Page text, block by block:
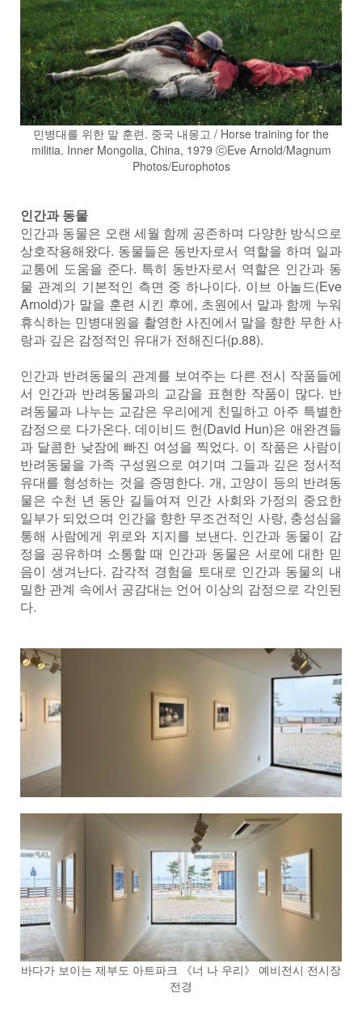
민병대를 위한 말 훈련. 중국 내몽고 / Horse training for the
militia. Inner Mongolia, China, 1979 ⓒEve Arnold/Magnum
Photos/Europhotos
인간과 동물
인간과 동물은 오랜 세월 함께 공존하며 다양한 방식으로
상호작용해왔다. 동물들은 동반자로서 역할을 하며 일과
교통에 도움을 준다. 특히 동반자로서 역할은 인간과 동
물 관계의 기본적인 측면 중 하나이다. 이브 아놀드(Eve
Arnold)가 말을 훈련 시킨 후에, 초원에서 말과 함께 누워
휴식하는 민병대원을 촬영한 사진에서 말을 향한 무한 사
랑과 깊은 감정적인 유대가 전해진다(p.88).
인간과 반려동물의 관계를 보여주는 다른 전시 작품들에
서 인간과 반려동물과의 교감을 표현한 작품이 많다. 반
려동물과 나누는 교감은 우리에게 친밀하고 아주 특별한
감정으로 다가온다. 데이비드 헌(David Hun)은 애완견들
과 달콤한 낮잠에 빠진 여성을 찍었다. 이 작품은 사람이
반려동물을 가족 구성원으로 여기며 그들과 깊은 정서적
유대를 형성하는 것을 증명한다. 개, 고양이 등의 반려동
물은 수천 년 동안 길들여져 인간 사회와 가정의 중요한
일부가 되었으며 인간을 향한 무조건적인 사랑, 충성심을
통해 사람에게 위로와 지지를 보낸다. 인간과 동물이 감
정을 공유하며 소통할 때 인간과 동물은 서로에 대한 믿
음이 생겨난다. 감각적 경험을 토대로 인간과 동물의 내
밀한 관계 속에서 공감대는 언어 이상의 감정으로 각인된
다.
바다가 보이는 제부도 아트파크 《너 나 우리》 예비전시 전시장
전경